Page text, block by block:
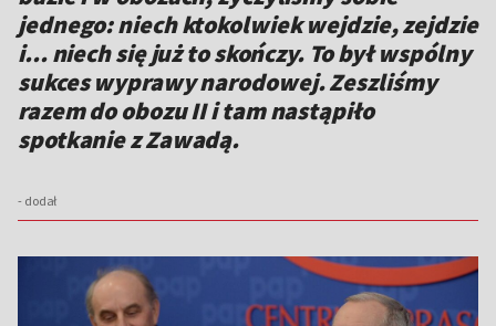
jednego: niech ktokolwiek wejdzie, zejdzie
i... niech się już to skończy. To był wspólny
sukces wyprawy narodowej. Zeszliśmy
razem do obozu II i tam nastąpiło
spotkanie z Zawadą.
- dodał